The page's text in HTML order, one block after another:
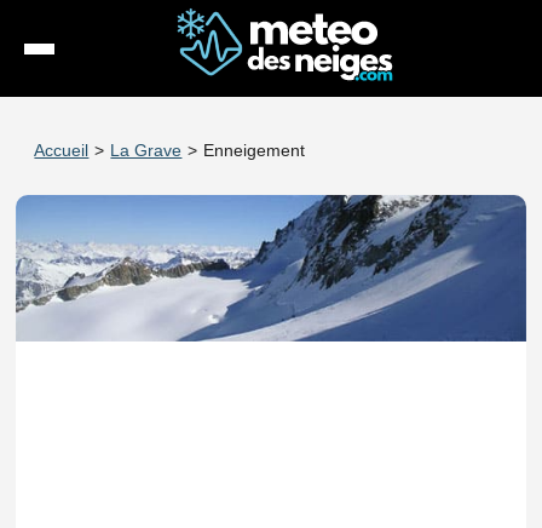
Stations
Webcams
Accueil > La Grave > Enneigement